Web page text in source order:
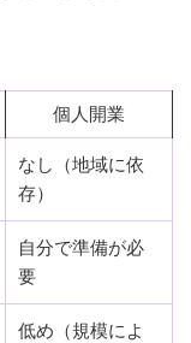
個人開業
なし（地域に依
存）
自分で準備が必
要
低め（規模によ